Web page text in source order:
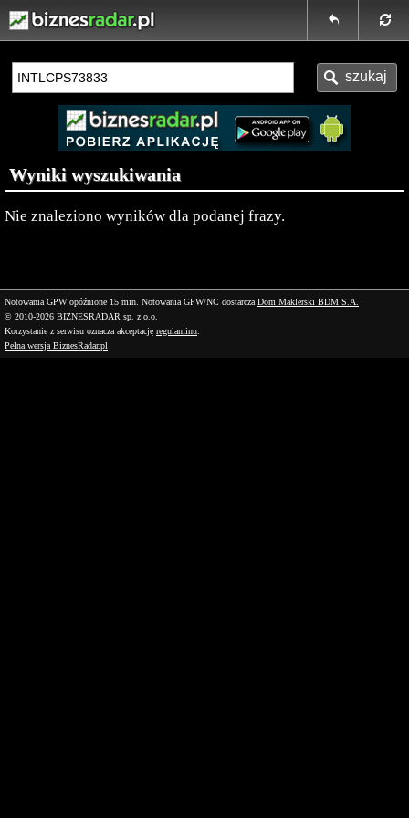
Wyniki wyszukiwania
Nie znaleziono wyników dla podanej frazy.
Notowania GPW opóźnione 15 min. Notowania GPW/NC dostarcza Dom Maklerski BDM S.A.
© 2010-2026 BIZNESRADAR sp. z o.o.
Korzystanie z serwisu oznacza akceptację regulaminu
Pełna wersja BiznesRadar.pl